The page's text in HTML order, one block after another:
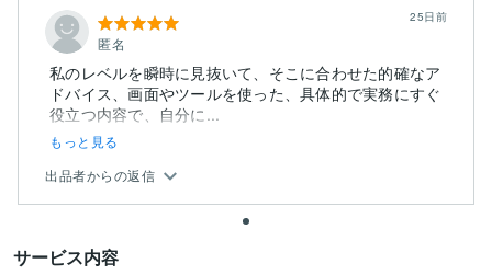
匿名
25日前
私のレベルを瞬時に見抜いて、そこに合わせた的確なア
ドバイス、画面やツールを使った、具体的で実務にすぐ
役立つ内容で、自分に...
もっと見る
出品者からの返信
サービス内容